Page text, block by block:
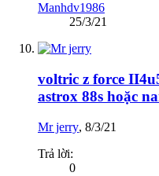
Manhdv1986
25/3/21
voltric z force
astrox 88s hoặc
Mr jerry, 8/3/21
Trả lời:
0